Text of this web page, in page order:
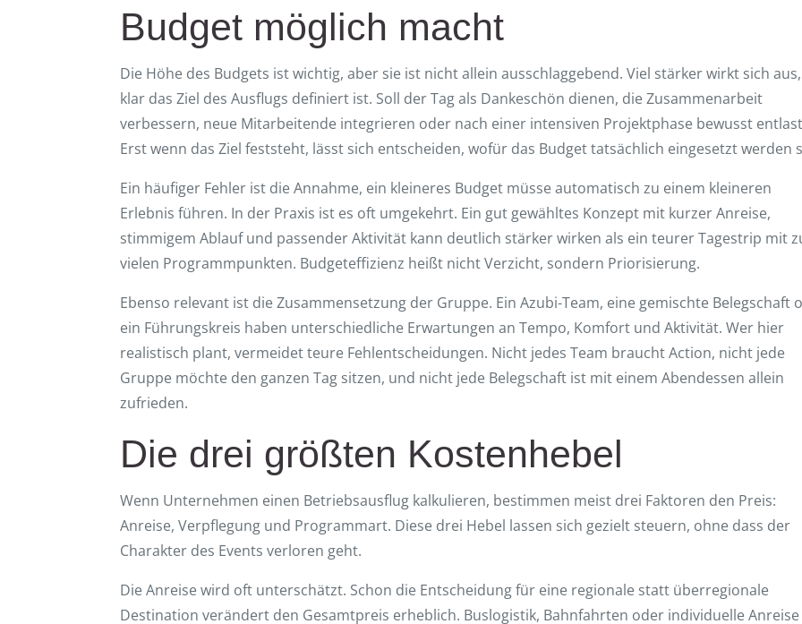
Budget möglich macht
Die Höhe des Budgets ist wichtig, aber sie ist nicht allein ausschlaggebend. Viel stärker wirkt sich
klar das Ziel des Ausflugs definiert ist. Soll der Tag als Dankeschön dienen, die Zusammenarbeit
verbessern, neue Mitarbeitende integrieren oder nach einer intensiven Projektphase bewusst
Erst wenn das Ziel feststeht, lässt sich entscheiden, wofür das Budget tatsächlich eingesetzt werden
Ein häufiger Fehler ist die Annahme, ein kleineres Budget müsse automatisch zu einem kleineren
Erlebnis führen. In der Praxis ist es oft umgekehrt. Ein gut gewähltes Konzept mit kurzer Anreise,
stimmigem Ablauf und passender Aktivität kann deutlich stärker wirken als ein teurer Tagestrip mit
vielen Programmpunkten. Budgeteffizienz heißt nicht Verzicht, sondern Priorisierung.
Ebenso relevant ist die Zusammensetzung der Gruppe. Ein Azubi-Team, eine gemischte Belegschaft
ein Führungskreis haben unterschiedliche Erwartungen an Tempo, Komfort und Aktivität. Wer hier
realistisch plant, vermeidet teure Fehlentscheidungen. Nicht jedes Team braucht Action, nicht jede
Gruppe möchte den ganzen Tag sitzen, und nicht jede Belegschaft ist mit einem Abendessen allein
zufrieden.
Die drei größten Kostenhebel
Wenn Unternehmen einen Betriebsausflug kalkulieren, bestimmen meist drei Faktoren den Preis:
Anreise, Verpflegung und Programmart. Diese drei Hebel lassen sich gezielt steuern, ohne dass der
Charakter des Events verloren geht.
Die Anreise wird oft unterschätzt. Schon die Entscheidung für eine regionale statt überregionale
Destination verändert den Gesamtpreis erheblich. Buslogistik, Bahnfahrten oder individuelle Anreise